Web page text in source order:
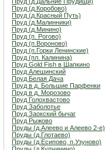
Пруд (д.Коробово)
Пруд (д.Красный Путь)
Пруд (д.Малинники)
Пруд (д.Минино)
Пруд (п. Рогово)
Пруд (п.Вороново)
Пруд (п.Горки Ленинские)
Пруд (пл. Калинина)
Пруд Gold Fish в Шапкино
Пруд Алешинский
Пруд Белая Дача
Пруд в д. Большие Парфенки
Пруд в д. Морозово
Пруд Голохвастово
Пруд Заболотье
Пруд Заокский бычаг
Пруд Рыжово
Пруды (д.Алеево и Алеево 2-е)
Пруды (д.Глотаево)
Пруды (д.Есипово, п.Узуново)